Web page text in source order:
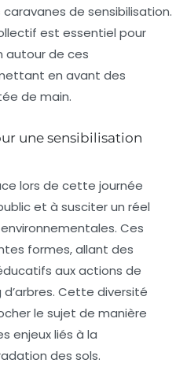
caravanes de sensibilisation.
est essentiel pour
autour de ces
en avant des
de main.
une sensibilisation
lors de cette journée
et à susciter un réel
Ces
formes, allant des
aux actions de
. Cette diversité
le sujet de manière
enjeux liés à la
des sols.